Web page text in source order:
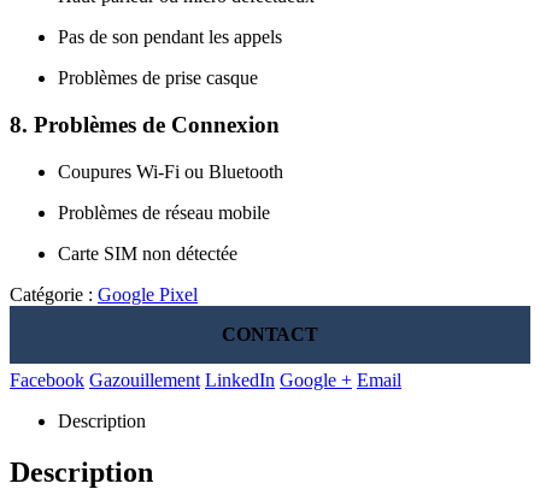
Pas de son pendant les appels
Problèmes de prise casque
8. Problèmes de Connexion
Coupures Wi-Fi ou Bluetooth
Problèmes de réseau mobile
Carte SIM non détectée
Catégorie : Google Pixel
CONTACT
Facebook Gazouillement LinkedIn Google + Email
Description
Description